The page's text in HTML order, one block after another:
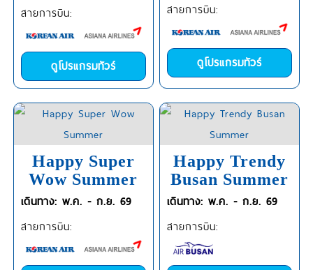
สายการบิน:
ดูโปรแกรมทัวร์
สายการบิน:
ดูโปรแกรมทัวร์
Happy Super
Wow Summer
เดินทาง: พ.ค. - ก.ย. 69
สายการบิน:
Happy Trendy
Busan Summer
เดินทาง: พ.ค. - ก.ย. 69
สายการบิน: